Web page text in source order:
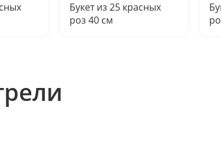
Букет из 25 красных
роз 40 см